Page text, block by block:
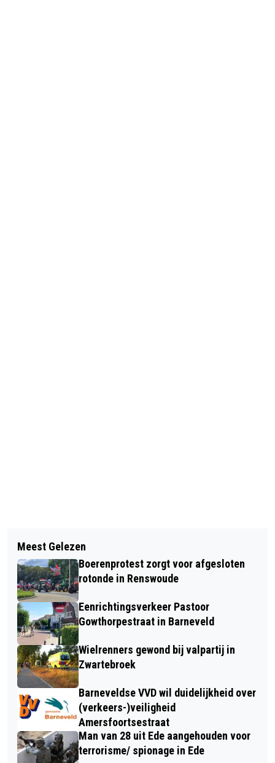
EEN OCHTENDJE IN HET BOS
AUTOBRAND OP DE ROTONDE N310
KOOTWIJKERBROEK
Meest Gelezen
Boerenprotest zorgt voor afgesloten
rotonde in Renswoude
Eenrichtingsverkeer Pastoor
Gowthorpestraat in Barneveld
Wielrenners gewond bij valpartij in
Zwartebroek
Barneveldse VVD wil duidelijkheid over
(verkeers-)veiligheid
Amersfoortsestraat
Man van 28 uit Ede aangehouden voor
terrorisme/ spionage in Ede